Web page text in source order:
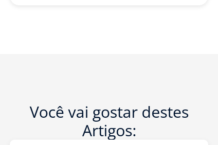
Você vai gostar destes
Artigos: